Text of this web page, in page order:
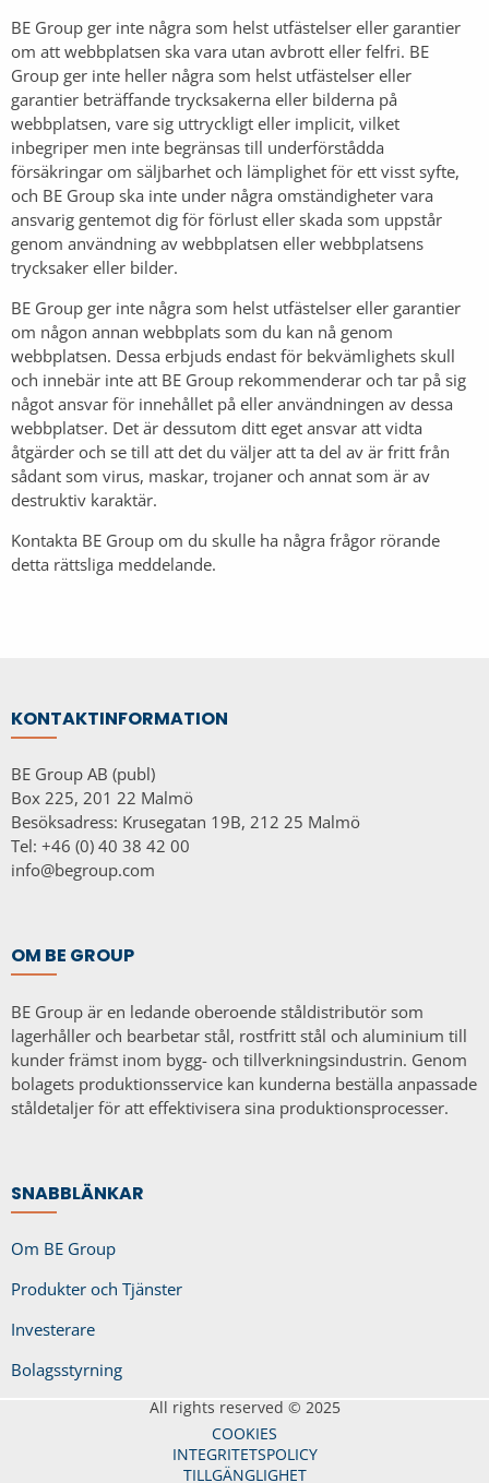
BE Group ger inte några som helst utfästelser eller garantier
om att webbplatsen ska vara utan avbrott eller felfri. BE
Group ger inte heller några som helst utfästelser eller
garantier beträffande trycksakerna eller bilderna på
webbplatsen, vare sig uttryckligt eller implicit, vilket
inbegriper men inte begränsas till underförstådda
försäkringar om säljbarhet och lämplighet för ett visst syfte,
och BE Group ska inte under några omständigheter vara
ansvarig gentemot dig för förlust eller skada som uppstår
genom användning av webbplatsen eller webbplatsens
trycksaker eller bilder.
BE Group ger inte några som helst utfästelser eller garantier
om någon annan webbplats som du kan nå genom
webbplatsen. Dessa erbjuds endast för bekvämlighets skull
och innebär inte att BE Group rekommenderar och tar på sig
något ansvar för innehållet på eller användningen av dessa
webbplatser. Det är dessutom ditt eget ansvar att vidta
åtgärder och se till att det du väljer att ta del av är fritt från
sådant som virus, maskar, trojaner och annat som är av
destruktiv karaktär.
Kontakta BE Group om du skulle ha några frågor rörande
detta rättsliga meddelande.
KONTAKTINFORMATION
BE Group AB (publ)
Box 225, 201 22 Malmö
Besöksadress: Krusegatan 19B, 212 25 Malmö
Tel: +46 (0) 40 38 42 00
info@begroup.com
OM BE GROUP
BE Group är en ledande oberoende ståldistributör som
lagerhåller och bearbetar stål, rostfritt stål och aluminium till
kunder främst inom bygg- och tillverkningsindustrin. Genom
bolagets produktionsservice kan kunderna beställa anpassade
ståldetaljer för att effektivisera sina produktionsprocesser.
SNABBLÄNKAR
Om BE Group
Produkter och Tjänster
Investerare
Bolagsstyrning
All rights reserved © 2025
COOKIES
INTEGRITETSPOLICY
TILLGÄNGLIGHET